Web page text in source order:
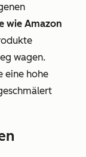
wie Amazon
wagen.
eine hohe